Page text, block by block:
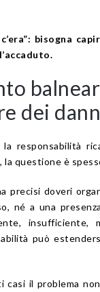
bisogna
dei
responsabilità
questione è
precisi doveri
né a una
insufficiente,
può
casi il problema